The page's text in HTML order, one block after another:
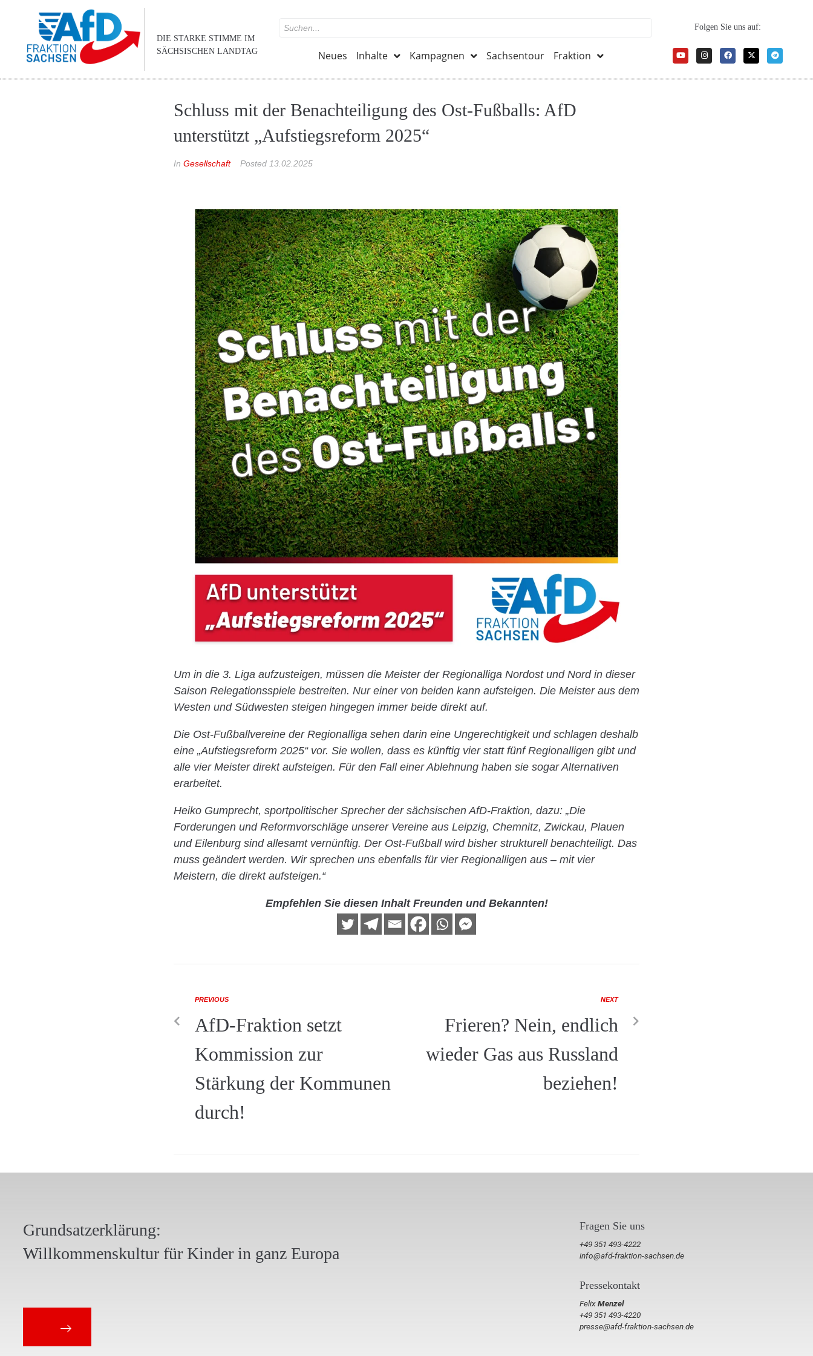
DIE STARKE STIMME IM
SÄCHSISCHEN LANDTAG
Neues Inhalte Kampagnen Sachsentour Fraktion
Folgen Sie uns auf:
Schluss mit der Benachteiligung des Ost-Fußballs: AfD
unterstützt „Aufstiegsreform 2025“
In Gesellschaft Posted 13.02.2025
Um in die 3. Liga aufzusteigen, müssen die Meister der Regionalliga Nordost und Nord in dieser
Saison Relegationsspiele bestreiten. Nur einer von beiden kann aufsteigen. Die Meister aus dem
Westen und Südwesten steigen hingegen immer beide direkt auf.
Die Ost-Fußballvereine der Regionalliga sehen darin eine Ungerechtigkeit und schlagen deshalb
eine „Aufstiegsreform 2025“ vor. Sie wollen, dass es künftig vier statt fünf Regionalligen gibt und
alle vier Meister direkt aufsteigen. Für den Fall einer Ablehnung haben sie sogar Alternativen
erarbeitet.
Heiko Gumprecht, sportpolitischer Sprecher der sächsischen AfD-Fraktion, dazu: „Die
Forderungen und Reformvorschläge unserer Vereine aus Leipzig, Chemnitz, Zwickau, Plauen
und Eilenburg sind allesamt vernünftig. Der Ost-Fußball wird bisher strukturell benachteiligt. Das
muss geändert werden. Wir sprechen uns ebenfalls für vier Regionalligen aus – mit vier
Meistern, die direkt aufsteigen.“
Empfehlen Sie diesen Inhalt Freunden und Bekannten!
PREVIOUS
AfD-Fraktion setzt
Kommission zur
Stärkung der Kommunen
durch!
NEXT
Frieren? Nein, endlich
wieder Gas aus Russland
beziehen!
Grundsatzerklärung:
Willkommenskultur für Kinder in ganz Europa
Fragen Sie uns
+49 351 493-4222
info@afd-fraktion-sachsen.de
Pressekontakt
FelixMenzel
+49 351 493-4220
presse@afd-fraktion-sachsen.de